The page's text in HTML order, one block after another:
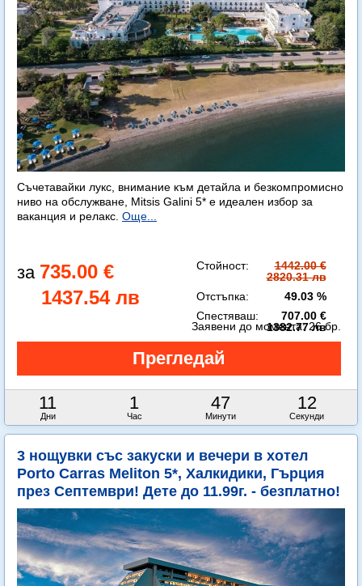
Съчетавайки лукс, внимание към детайла и безкомпромисно
ниво на обслужване, Mitsis Galini 5* е идеален избор за
ваканция и релакс. Още...
735.00 €
1437.54 лв
Стойност:
1442.00 €
2820.31 лв
Отстъпка:
49.03 %
Спестяваш:
707.00 €
1382.77 лв
11
Дни
1
Час
47
Минути
10
Секунди
Заявени до момента:26 бр.
3 нощувки със закуски и вечери в хотел
Porto Carras Meliton 5*, Халкидики, Гърция
през Септември! Дете до 11.99г. - безплатно!